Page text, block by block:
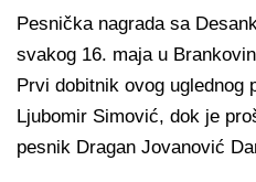
Pesnička nagrada sa
svakog 16. maja u
Prvi dobitnik ovog uglednog
Ljubomir Simović, dok je
pesnik Dragan Jovanović